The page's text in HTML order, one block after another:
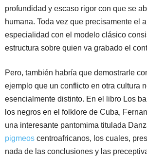
profundidad y escaso rigor con que se
humana. Toda vez que precisamente el
especialidad con el modelo clásico
estructura sobre quien va grabado el
Pero, también habría que demostrarle
ejemplo que un conflicto en otra cultura
esencialmente distinto. En el libro Los
los negros en el folklore de Cuba,
una interesante pantomima titulada
pigmeos centroafricanos, los cuales,
nada de las conclusiones y las